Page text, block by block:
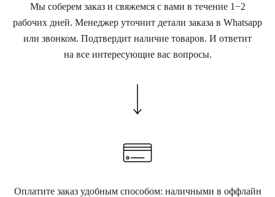
Мы соберем заказ и свяжемся с вами в течение 1−2
рабочих дней. Менеджер уточнит детали заказа в Whatsapp
или звонком. Подтвердит наличие товаров. И ответит
на все интересующие вас вопросы.
Оплатите заказ удобным способом: наличными в оффлайн